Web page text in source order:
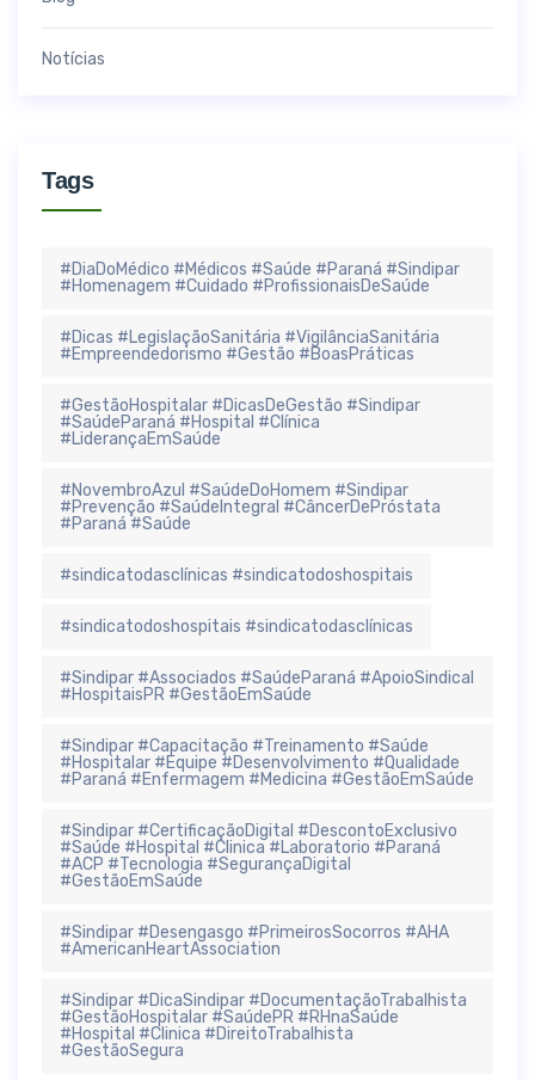
Notícias
Tags
#DiaDoMédico #Médicos #Saúde #Paraná #Sindipar
#Homenagem #Cuidado #ProfissionaisDeSaúde
#Dicas #LegislaçãoSanitária #VigilânciaSanitária
#Empreendedorismo #Gestão #BoasPráticas
#GestãoHospitalar #DicasDeGestão #Sindipar
#SaúdeParaná #Hospital #Clínica
#LiderançaEmSaúde
#NovembroAzul #SaúdeDoHomem #Sindipar
#Prevenção #SaúdeIntegral #CâncerDePróstata
#Paraná #Saúde
#sindicatodasclínicas #sindicatodoshospitais
#sindicatodoshospitais #sindicatodasclínicas
#Sindipar #Associados #SaúdeParaná #ApoioSindical
#HospitaisPR #GestãoEmSaúde
#Sindipar #Capacitação #Treinamento #Saúde
#Hospitalar #Equipe #Desenvolvimento #Qualidade
#Paraná #Enfermagem #Medicina #GestãoEmSaúde
#Sindipar #CertificaçãoDigital #DescontoExclusivo
#Saúde #Hospital #Clinica #Laboratorio #Paraná
#ACP #Tecnologia #SegurançaDigital
#GestãoEmSaúde
#Sindipar #Desengasgo #PrimeirosSocorros #AHA
#AmericanHeartAssociation
#Sindipar #DicaSindipar #DocumentaçãoTrabalhista
#GestãoHospitalar #SaúdePR #RHnaSaúde
#Hospital #Clinica #DireitoTrabalhista
#GestãoSegura